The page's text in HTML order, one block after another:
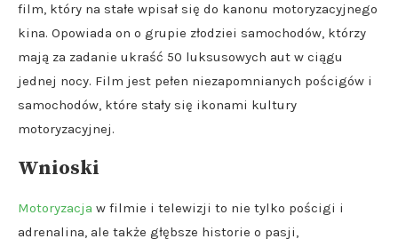
film, który na stałe wpisał się do kanonu motoryzacyjnego
kina. Opowiada on o grupie złodziei samochodów, którzy
mają za zadanie ukraść 50 luksusowych aut w ciągu
jednej nocy. Film jest pełen niezapomnianych pościgów i
samochodów, które stały się ikonami kultury
motoryzacyjnej.
Wnioski
Motoryzacja w filmie i telewizji to nie tylko pościgi i
adrenalina, ale także głębsze historie o pasji,